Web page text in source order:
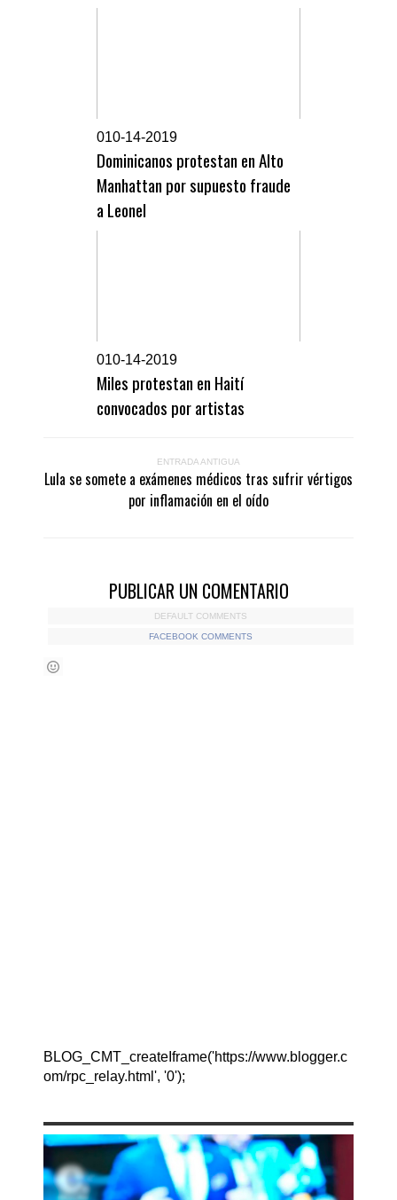
010-14-2019
Dominicanos protestan en Alto
Manhattan por supuesto fraude
a Leonel
010-14-2019
Miles protestan en Haití
convocados por artistas
ENTRADA ANTIGUA
Lula se somete a exámenes médicos tras sufrir vértigos
por inflamación en el oído
PUBLICAR UN COMENTARIO
DEFAULT COMMENTS
FACEBOOK COMMENTS
BLOG_CMT_createIframe('https://www.blogger.c
om/rpc_relay.html', '0');